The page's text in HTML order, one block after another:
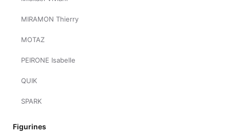
MIRAMON Thierry
MOTAZ
PEIRONE Isabelle
QUIK
SPARK
Figurines